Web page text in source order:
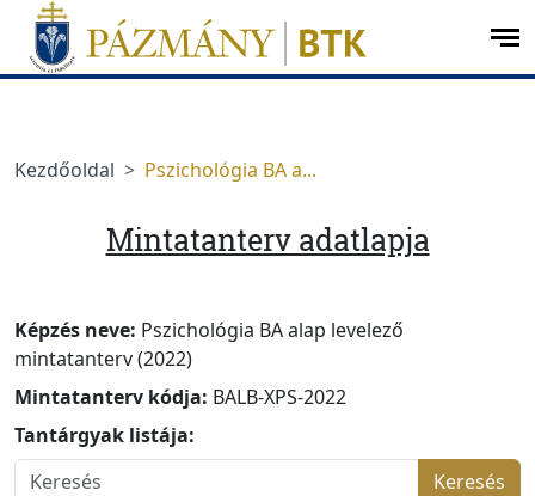
Ugrás a menüre
Ugrás a tartalomra
Kezdőoldal Pszichológia BA a...
Mintatanterv adatlapja
Képzés neve: Pszichológia BA alap levelező
mintatanterv (2022)
Mintatanterv kódja: BALB-XPS-2022
Tantárgyak listája:
Keresés